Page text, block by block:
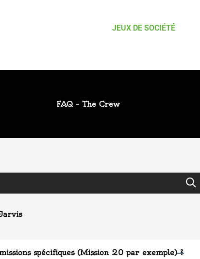
JEUX DE SOCIÉTÉ
FAQ – The Crew
spécifiques (Mission 20 par exemple) ?